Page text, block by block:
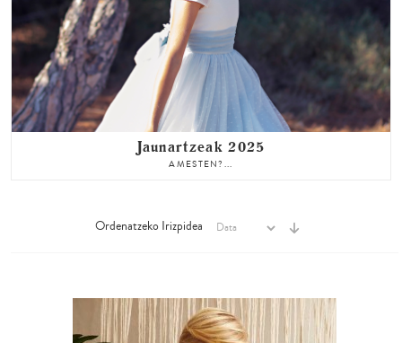
Jaunartzeak 2025
AMESTEN?...
Ordenatzeko Irizpidea